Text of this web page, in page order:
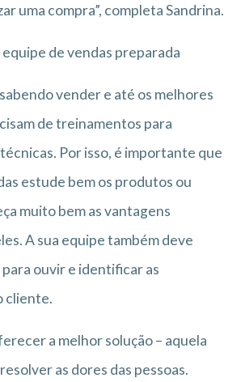
uma compra”, completa Sandrina.
equipe de vendas preparada
vender e até os melhores
de treinamentos para
Por isso, é importante que
estude bem os produtos ou
muito bem as vantagens
A sua equipe também deve
ouvir e identificar as
cliente.
a melhor solução – aquela
as dores das pessoas.